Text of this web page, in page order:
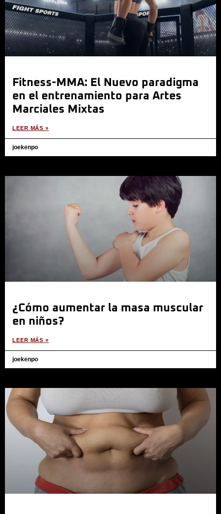
Fitness-MMA: El Nuevo paradigma
en el entrenamiento para Artes
Marciales Mixtas
LEER MÁS »
joekenpo
¿Cómo aumentar la masa muscular
en niños?
LEER MÁS »
joekenpo